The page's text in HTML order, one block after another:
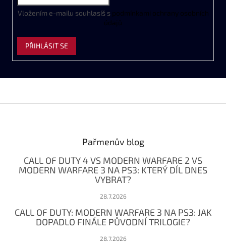
Vložením e-mailu souhlasíš s podmínkami ochrany osobních
údajů
PŘIHLÁSIT SE
Pařmenův blog
CALL OF DUTY 4 VS MODERN WARFARE 2 VS
MODERN WARFARE 3 NA PS3: KTERÝ DÍL DNES
VYBRAT?
28.7.2026
CALL OF DUTY: MODERN WARFARE 3 NA PS3: JAK
DOPADLO FINÁLE PŮVODNÍ TRILOGIE?
28.7.2026